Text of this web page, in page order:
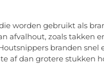
worden gebruikt als
afvalhout, zoals takken
branden snel
af dan grotere stukken